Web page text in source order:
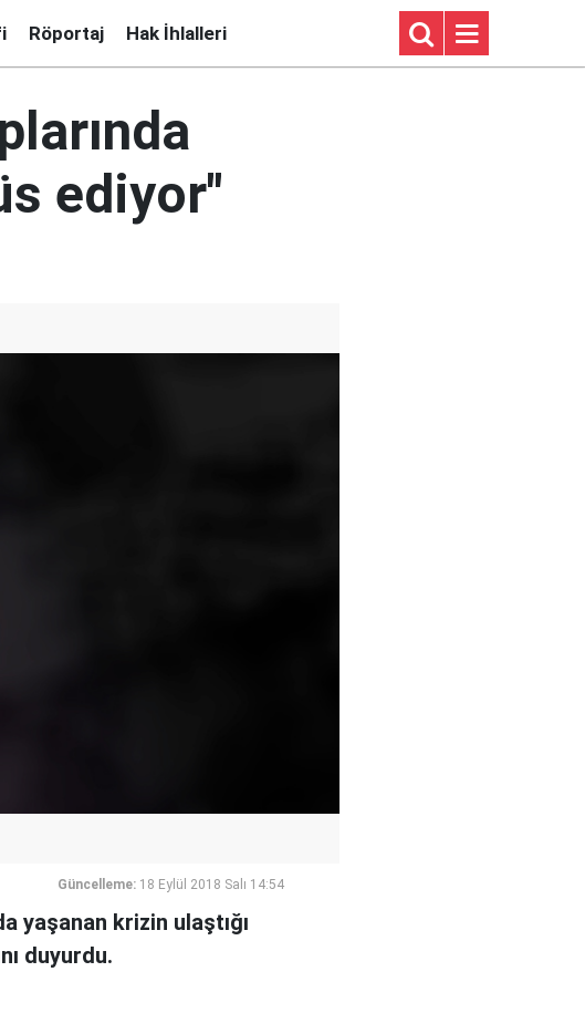
Röportaj Hak İhlalleri
ediyor"
Güncelleme: 18 Eylül 2018 Salı 14:54
yaşanan krizin ulaştığı
duyurdu.